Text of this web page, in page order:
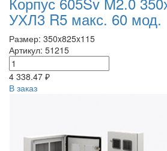
УХЛ3 R5 макс. 60 мод.
Размер: 350x825x115
Артикул: 51215
4 338.47 ₽
В заказ